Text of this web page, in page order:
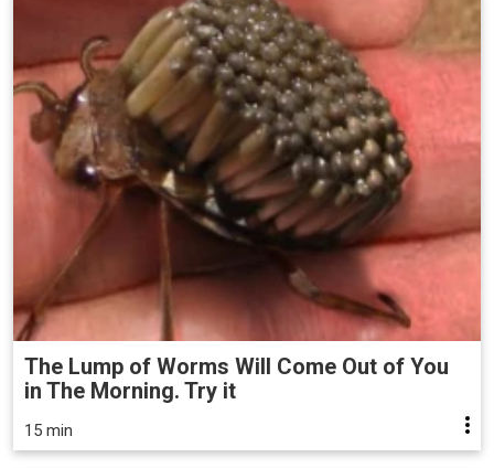
The Lump of Worms Will Come Out of You
in The Morning. Try it
15 min